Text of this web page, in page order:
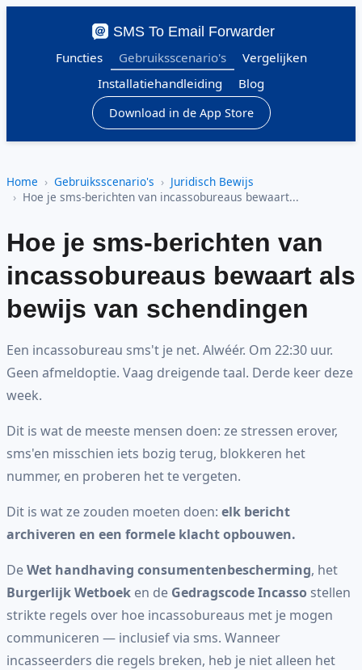
SMS To Email Forwarder
Functies
Gebruiksscenario's
Vergelijken
Installatiehandleiding
Blog
Download in de App Store
Home Gebruiksscenario's
Juridisch Bewijs
Hoe je sms-berichten van incassobureaus bewaart...
Hoe je sms-berichten van
incassobureaus bewaart als
bewijs van schendingen
Een incassobureau sms't je net. Alwéér. Om 22:30 uur.
Geen afmeldoptie. Vaag dreigende taal. Derde keer deze
week.
Dit is wat de meeste mensen doen: ze stressen erover,
sms'en misschien iets bozig terug, blokkeren het
nummer, en proberen het te vergeten.
Dit is wat ze zouden moeten doen: elk bericht
archiveren en een formele klacht opbouwen.
DeWet handhaving consumentenbescherming, het
Burgerlijk Wetboek en de Gedragscode Incasso stellen
strikte regels over hoe incassobureaus met je mogen
communiceren — inclusief via sms. Wanneer
incasseerders die regels breken, heb je niet alleen het